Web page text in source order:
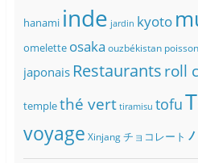
hanami inde jardin kyoto
omelette osaka ouzbékistan poisson
japonais Restaurantsroll
templethé vert tiramisu tofu
voyage Xinjang チョコレート